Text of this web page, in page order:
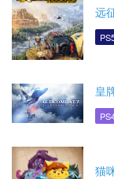
远
皇
猫